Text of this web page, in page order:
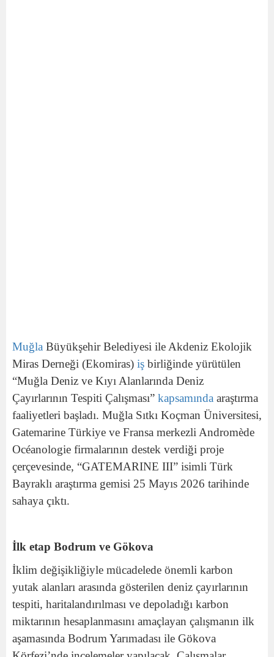
Muğla Büyükşehir Belediyesi ile Akdeniz Ekolojik
Miras Derneği (Ekomiras) iş birliğinde yürütülen
“Muğla Deniz ve Kıyı Alanlarında Deniz
Çayırlarının Tespiti Çalışması” kapsamında araştırma
faaliyetleri başladı. Muğla Sıtkı Koçman Üniversitesi,
Gatemarine Türkiye ve Fransa merkezli Andromède
Océanologie firmalarının destek verdiği proje
çerçevesinde, “GATEMARINE III” isimli Türk
Bayraklı araştırma gemisi 25 Mayıs 2026 tarihinde
sahaya çıktı.
İlk etap Bodrum ve Gökova
İklim değişikliğiyle mücadelede önemli karbon
yutak alanları arasında gösterilen deniz çayırlarının
tespiti, haritalandırılması ve depoladığı karbon
miktarının hesaplanmasını amaçlayan çalışmanın ilk
aşamasında Bodrum Yarımadası ile Gökova